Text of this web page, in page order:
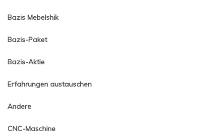
Bazis Mebelshik
Bazis-Paket
Bazis-Aktie
Erfahrungen austauschen
Andere
CNC-Maschine